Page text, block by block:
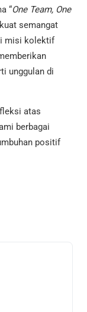
“One Team, One
semangat
misi kolektif
unggulan di
atas
berbagai
positif